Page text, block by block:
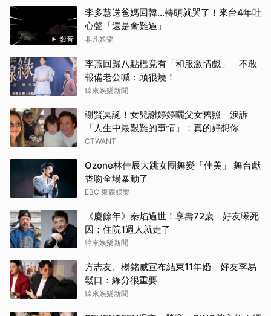
影音
李多慧送爸媽回韓...轉頭就哭了！來台4年吐
心聲「還是會難過」
非凡娛樂
李燕回歸八點檔竟有「和服激情戲」 不敢
報備老公喊：頭很燒！
緯來娛樂新聞
謝賢冥誕！女兒謝婷婷曬父女舊照 淚訴
「人生中最艱難的事情」：真的好想你
CTWANT
Ozone林佳辰大跳女團舞變「佳美」 舞台獻
香吻全場暴動了
EBC 東森娛樂
《慶餘年》秦焰過世！享壽72歲 好友曝死
因：住院1週人就走了
緯來娛樂新聞
方志友、楊銘威宣布結束11年婚 好友李易
鬆口：緣分很重要
緯來娛樂新聞